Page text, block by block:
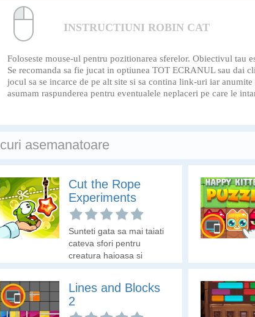
INSTRUCTIUNI ROBIN CAT
Foloseste mouse-ul pentru pozitionarea sferelor. Obiectivul tau
Se recomanda sa fie jucat in optiunea TOT ECRANUL sau dai
jocul sa se incarce de pe alt site si sa contina link-uri iar
asumam raspunderea pentru eventualele neplaceri pe care le
asemanatoare
Cut the Rope
Experiments
Sunteti gata sa mai taiati
cateva sfori pentru
creatura haioasa si
flamanda?
Lines and Blocks
2